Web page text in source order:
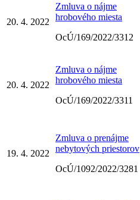
20. 4. 2022
Zmluva o nájme
hrobového miesta
OcÚ/169/2022/3312
20. 4. 2022
Zmluva o nájme
hrobového miesta
OcÚ/169/2022/3311
19. 4. 2022
Zmluva o prenájme
nebytových priestorov
OcÚ/1092/2022/3281